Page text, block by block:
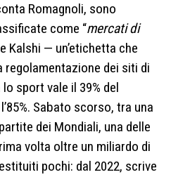
Romagnoli, sono
come “mercati di
Kalshi — un’etichetta che
dei siti di
sport vale il 39% del
Sabato scorso, tra una
dei Mondiali, una delle
volta oltre un miliardo di
pochi: dal 2022, scrive